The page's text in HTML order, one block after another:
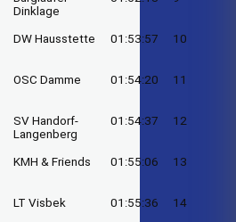
Dinklage
DW Hausstette 01:53:57 10
OSC Damme 01:54:20 11
SV Handorf-
Langenberg
01:54:37 12
KMH & Friends 01:55:06 13
LT Visbek 01:55:36 14